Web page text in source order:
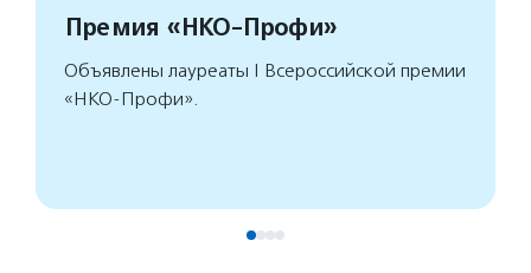
Премия «НКО-Профи»
Объявлены лауреаты I Всероссийской премии
«НКО-Профи».